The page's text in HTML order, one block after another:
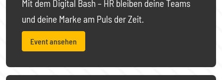
Mit dem Digital Bash – HR bleiben deine Teams
und deine Marke am Puls der Zeit.
Event ansehen